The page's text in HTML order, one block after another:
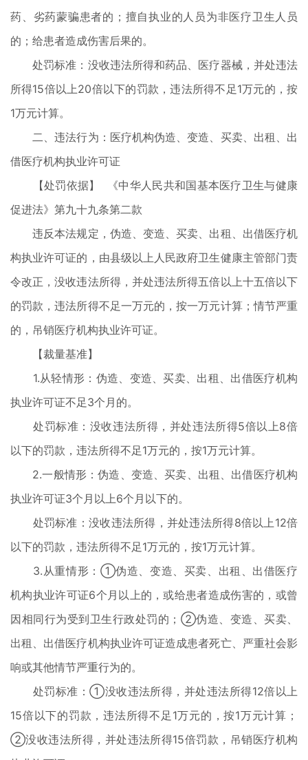
药、劣药蒙骗患者的；擅自执业的人员为非医疗卫生人员
的；给患者造成伤害后果的。
处罚标准：没收违法所得和药品、医疗器械，并处违法
所得15倍以上20倍以下的罚款，违法所得不足1万元的，按
1万元计算。
二、违法行为：医疗机构伪造、变造、买卖、出租、出
借医疗机构执业许可证
【处罚依据】 《中华人民共和国基本医疗卫生与健康
促进法》第九十九条第二款
违反本法规定，伪造、变造、买卖、出租、出借医疗机
构执业许可证的，由县级以上人民政府卫生健康主管部门责
令改正，没收违法所得，并处违法所得五倍以上十五倍以下
的罚款，违法所得不足一万元的，按一万元计算；情节严重
的，吊销医疗机构执业许可证。
【裁量基准】
1.从轻情形：伪造、变造、买卖、出租、出借医疗机构
执业许可证不足3个月的。
处罚标准：没收违法所得，并处违法所得5倍以上8倍
以下的罚款，违法所得不足1万元的，按1万元计算。
2.一般情形：伪造、变造、买卖、出租、出借医疗机构
执业许可证3个月以上6个月以下的。
处罚标准：没收违法所得，并处违法所得8倍以上12倍
以下的罚款，违法所得不足1万元的，按1万元计算。
3.从重情形：①伪造、变造、买卖、出租、出借医疗
机构执业许可证6个月以上的，或给患者造成伤害的，或曾
因相同行为受到卫生行政处罚的；②伪造、变造、买卖、
出租、出借医疗机构执业许可证造成患者死亡、严重社会影
响或其他情节严重行为的。
处罚标准：①没收违法所得，并处违法所得12倍以上
15倍以下的罚款，违法所得不足1万元的，按1万元计算；
②没收违法所得，并处违法所得15倍罚款，吊销医疗机构